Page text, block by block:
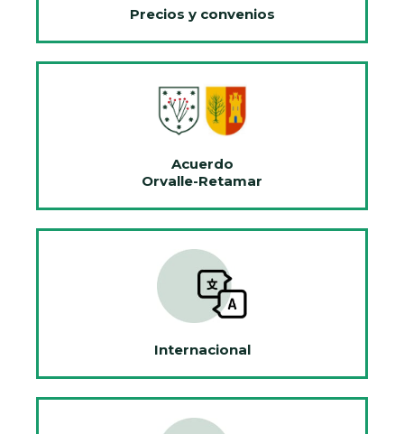
Precios y convenios
Acuerdo
Orvalle-Retamar
Internacional